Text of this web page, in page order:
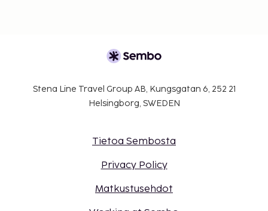
Stena Line Travel Group AB, Kungsgatan 6, 252 21
Helsingborg, SWEDEN
Tietoa Sembosta
Privacy Policy
Matkustusehdot